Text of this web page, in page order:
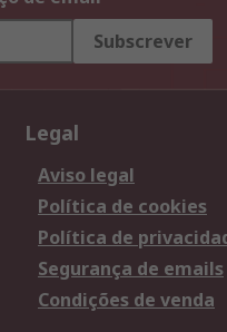
Subscrever
Legal
Aviso legal
Política de cookies
Política de
Segurança de emails
Condições de venda